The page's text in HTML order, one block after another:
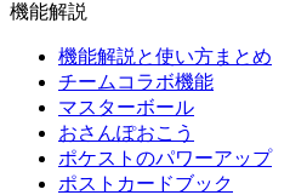
機能解説
機能解説と使い方まとめ
チームコラボ機能
マスターボール
おさんぽおこう
ポケストのパワーアップ
ポストカードブック